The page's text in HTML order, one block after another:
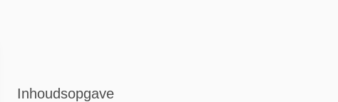
Inhoudsopgave